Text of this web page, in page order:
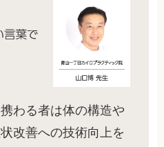
わる者は体の構造や
改善への技術向上を